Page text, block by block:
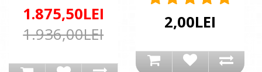
1.875,50LEI
1.936,00LEI
2,00LEI